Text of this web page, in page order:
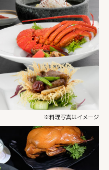
JP EN
KO
TH
CN TW
Thu Fri Sat
30 31 1
7
11,400 円～
8
17,400 円～
※料理写真はイメージ